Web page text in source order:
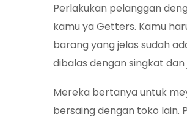
Perlakukan pelanggan
kamu ya Getters. Kamu
barang yang jelas sudah
dibalas dengan singkat dan
Mereka bertanya untuk
bersaing dengan toko lain.